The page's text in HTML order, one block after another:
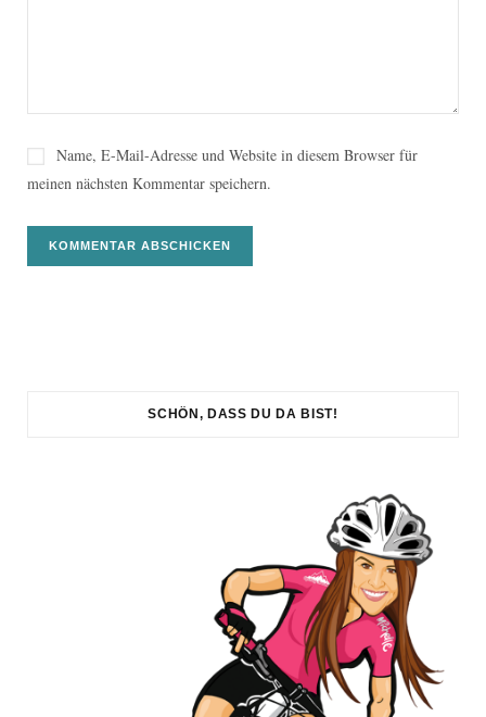
Name, E-Mail-Adresse und Website in diesem Browser für
meinen nächsten Kommentar speichern.
SCHÖN, DASS DU DA BIST!